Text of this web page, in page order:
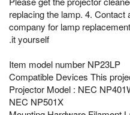
replacing the lamp. 4.
company for lamp
it yourself.
Item model number ‎NP23LP
Compatible Devices ‎This
Projector Model : NEC
NEC NP501X